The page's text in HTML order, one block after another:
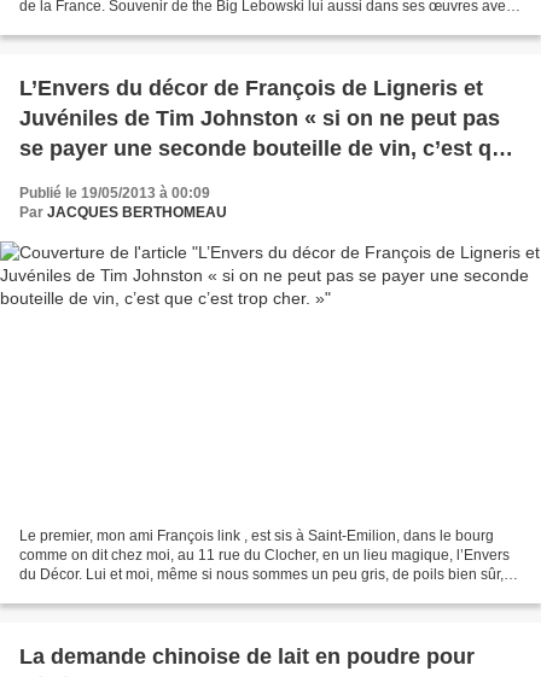
de la France. Souvenir de the Big Lebowski lui aussi dans ses œuvres avec
L’Envers du décor de François de Ligneris et
Juvéniles de Tim Johnston « si on ne peut pas
se payer une seconde bouteille de vin, c’est que
c’est trop cher. »
Publié le 19/05/2013 à 00:09
Par JACQUES BERTHOMEAU
Le premier, mon ami François link , est sis à Saint-Emilion, dans le bourg
comme on dit chez moi, au 11 rue du Clocher, en un lieu magique, l’Envers
du Décor. Lui et moi, même si nous sommes un peu gris, de poils bien sûr,
La demande chinoise de lait en poudre pour